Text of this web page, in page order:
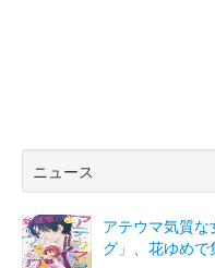
ニュース
アテウマ気質
グ」、花ゆめで